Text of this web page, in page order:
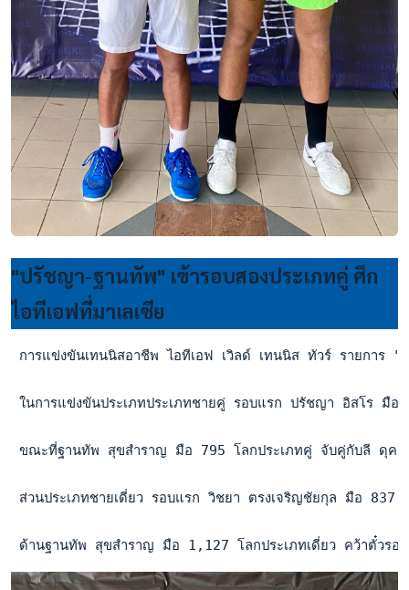
"ปรัชญา-ฐานทัพ" เข้ารอบสองประเภทคู่ ศึก
ไอทีเอฟที่มาเลเซีย
การแข่งขันเทนนิสอาชีพ ไอทีเอฟ เวิลด์ เทนนิส ทัวร์ รายการ
ในการแข่งขันประเภทประเภทชายคู่ รอบแรก ปรัชญา อิสโร
ขณะที่ฐานทัพ สุขสำราญ มือ 795 โลกประเภทคู่ จับคู่กับลี ดุค
ส่วนประเภทชายเดี่ยว รอบแรก วิชยา ตรงเจริญชัยกุล มือ
ด้านฐานทัพ สุขสำราญ มือ 1,127 โลกประเภทเดี่ยว คว้าตั๋วร